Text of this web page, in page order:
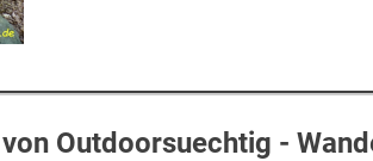
Outdoorsuechtig -